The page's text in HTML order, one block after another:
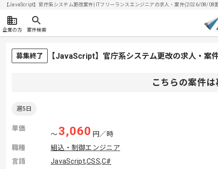
【JavaScript】官庁系システム更改案件| ITフリーランスエンジニアの求人・案件(2026/08/08
企業の方 案件検索
募集終了 【JavaScript】官庁系システム更改の求人・案
こちらの案件
週5日
単価
〜3,060 円／時
職種
組込・制御エンジニア
言語
JavaScript,CSS,C#